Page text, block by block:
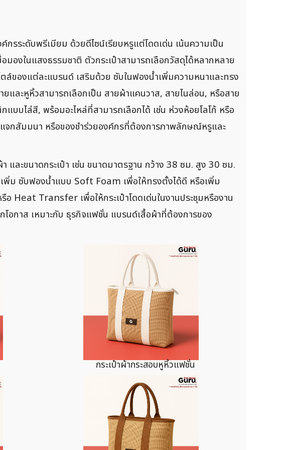
รระดับพรีเมียม ด้วยดีไซน์เรียบหรูแต่โดดเด่น เน้นความเป็น
งในแสงธรรมชาติ ตัวกระเป๋าสามารถเลือกวัสดุได้หลากหลาย
ล์ของแต่ละแบรนด์ เสริมด้วย ซับในฟองน้ำเพิ่มความหนาและทรง
และหูหิ้วสามารถเลือกเป็น สายผ้าแคนวาส, สายไนล่อน, หรือสาย
บบไล่สี, พร้อมอะไหล่ที่สามารถเลือกได้ เช่น ห่วงห้อยโลโก้ หรือ
จกสัมมนา หรือของชำร่วยองค์กรที่ต้องการภาพลักษณ์หรูและ
ละขนาดกระเป๋า เช่น ขนาดมาตรฐาน กว้าง 38 ซม. สูง 30 ซม.
พิ่ม ซับฟองน้ำแบบ Soft Foam เพื่อให้ทรงตั้งได้ดี หรือเพิ่ม
Heat Transfer เพื่อให้กระเป๋าโดดเด่นในงานประชุมหรืองาน
กาส เหมาะกับ ธุรกิจแฟชั่น แบรนด์เสื้อผ้าที่ต้องการของ
กระเป๋าผ้ากระสอบหูหิ้วแฟชั่น